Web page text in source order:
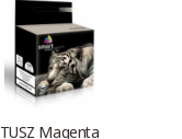
TUSZ Magenta